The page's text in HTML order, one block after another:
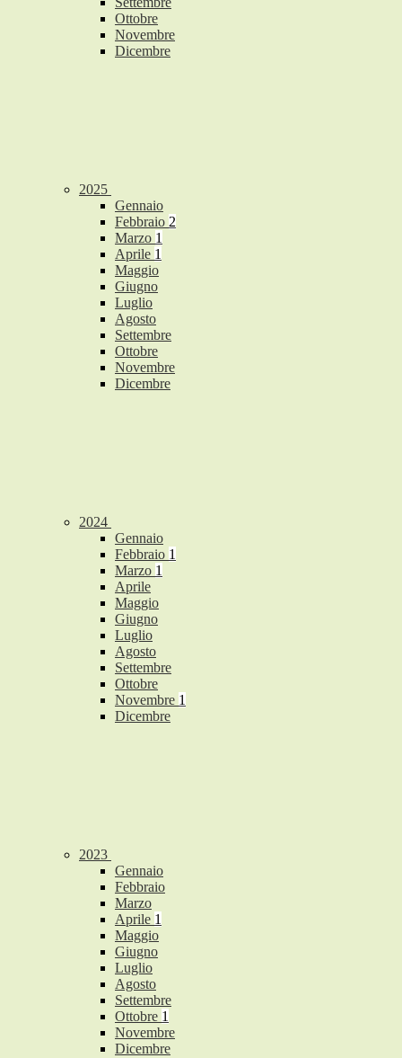
Ottobre
Novembre
Dicembre
2025
Gennaio
Febbraio 2
Marzo 1
Aprile 1
Maggio
Giugno
Luglio
Agosto
Settembre
Ottobre
Novembre
Dicembre
2024
Gennaio
Febbraio 1
Marzo 1
Aprile
Maggio
Giugno
Luglio
Agosto
Settembre
Ottobre
Novembre 1
Dicembre
2023
Gennaio
Febbraio
Marzo
Aprile 1
Maggio
Giugno
Luglio
Agosto
Settembre
Ottobre 1
Novembre
Dicembre